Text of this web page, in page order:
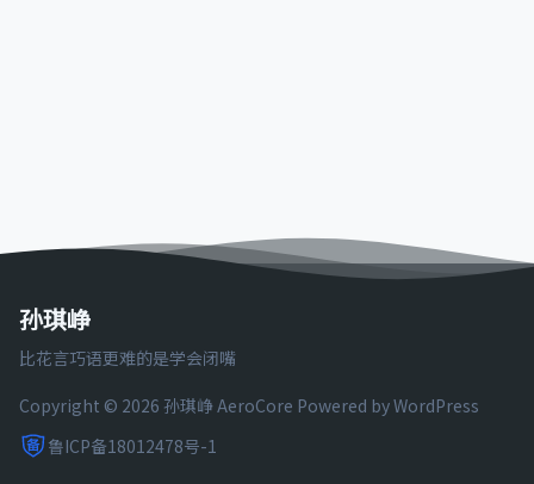
孙琪峥
比花言巧语更难的是学会闭嘴
Copyright © 2026 孙琪峥AeroCore Powered by WordPress
鲁ICP备18012478号-1